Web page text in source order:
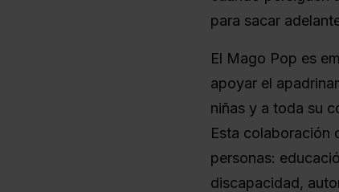
para sacar
El Mago Pop es
apoyar el
niñas y a toda su
Esta colaboración
personas:
discapacidad,